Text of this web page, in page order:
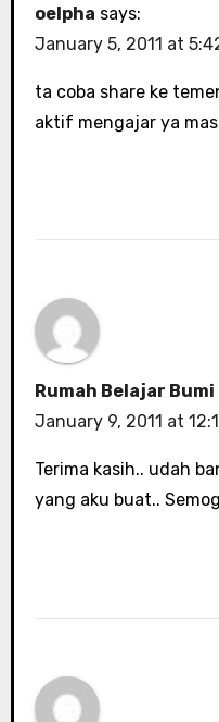
oelpha says:
January 5, 2011 at
ta coba share ke
aktif mengajar ya
Rumah Belajar
January 9, 2011 at
Terima kasih.. udah
yang aku buat..